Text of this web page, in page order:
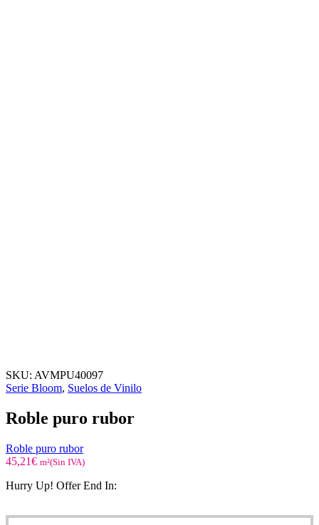
SKU: AVMPU40097
Serie Bloom, Suelos de Vinilo
Roble puro rubor
Roble puro rubor
45,21€ m²(Sin IVA)
Hurry Up! Offer End In: